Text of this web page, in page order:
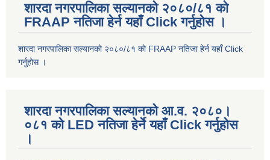
शारदा नगरपालिका सल्यानको २०८०/८१ को
FRAAP नतिजा हेर्न यहाँ Click गर्नुहोस ।
शारदा नगरपालिका सल्यानको २०८०/८१ को FRAAP नतिजा हेर्न यहाँ Click
गर्नुहोस ।
शारदा नगरपालिका सल्यानको आ.व. २०८०।
०८१ को LED नतिजा हेर्ने यहाँ Click गर्नुहोस
।